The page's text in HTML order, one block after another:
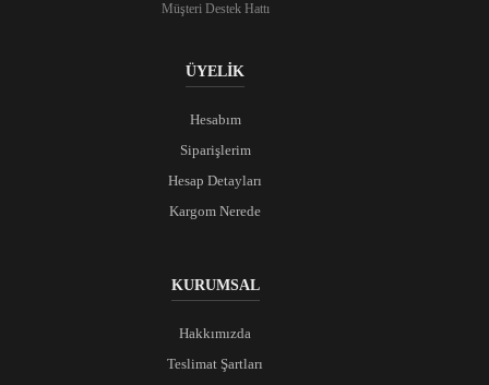
Müşteri Destek Hattı
ÜYELİK
Hesabım
Siparişlerim
Hesap Detayları
Kargom Nerede
KURUMSAL
Hakkımızda
Teslimat Şartları